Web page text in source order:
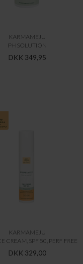
KARMAMEJU
PH SOLUTION
DKK 349,95
KARMAMEJU
CREAM, SPF 50, PERF FREE
DKK 329,00